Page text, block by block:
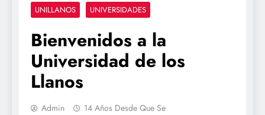
UNILLANOS UNIVERSIDADES
Bienvenidos a la
Universidad de los
Llanos
Admin
14 Años Desde Que Se